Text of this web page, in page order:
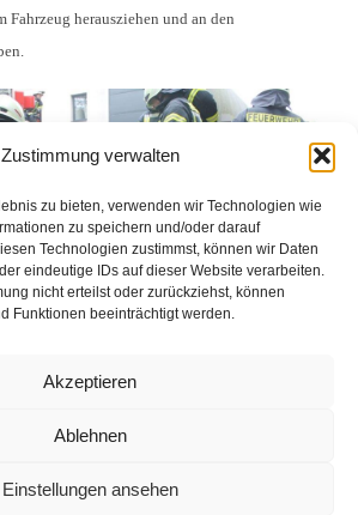
Zustimmung verwalten
zu bieten, verwenden wir Technologien wie
zu speichern und/oder darauf
Technologien zustimmst, können wir Daten
eindeutige IDs auf dieser Website verarbeiten.
nicht erteilst oder zurückziehst, können
Funktionen beeinträchtigt werden.
Akzeptieren
Ablehnen
Einstellungen ansehen
Fahrzeug herausziehen und an den
Jahr wieder auf dem Dienstplan landen.